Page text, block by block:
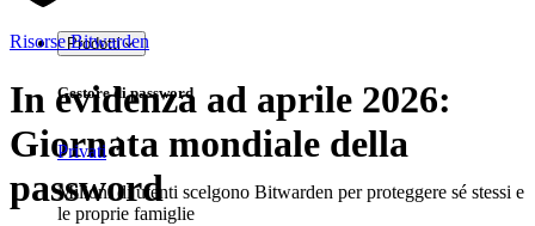
Prodotti
Gestore di password
Privati
Milioni di utenti scelgono Bitwarden per proteggere sé stessi e
le proprie famiglie
Risorse Bitwarden
In evidenza ad aprile 2026:
Giornata mondiale della
password